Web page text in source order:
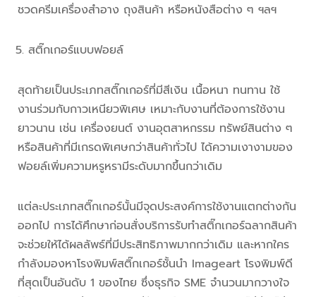
ชวดครีมเครื่องสำอาง ถุงสินค้า หรือหนังสือต่าง ๆ ฯลฯ
สติ๊กเกอร์แบบฟอยล์
สุดท้ายเป็นประเภทสติ๊กเกอร์ที่มีสีเงิน เนื้อหนา ทนทาน ใช้
งานร่วมกับกาวเหนียวพิเศษ เหมาะกับงานที่ต้องการใช้งาน
ยาวนาน เช่น เครื่องยนต์ งานอุตสาหกรรม ทรัพย์สินต่าง ๆ
หรือสินค้าที่มีเกรดพิเศษกว่าสินค้าทั่วไป ได้ความเงางามของ
ฟอยล์เพิ่มความหรูหรามีระดับมากขึ้นกว่าเดิม
แต่ละประเภทสติ๊กเกอร์นั้นมีจุดประสงค์การใช้งานแตกต่างกัน
ออกไป การได้ศึกษาก่อนสั่งบริการรับทำสติ๊กเกอร์ฉลากสินค้า
จะช่วยให้ได้ผลลัพธ์ที่มีประสิทธิภาพมากกว่าเดิม และหากใคร
กำลังมองหาโรงพิมพ์สติ๊กเกอร์ชั้นนำ Imageart โรงพิมพ์ดี
ที่สุดเป็นอันดับ 1 ของไทย ซึ่งธุรกิจ SME จำนวนมากวางใจ